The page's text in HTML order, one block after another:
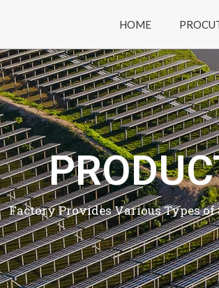
HOME
Factory Provides Various Types of